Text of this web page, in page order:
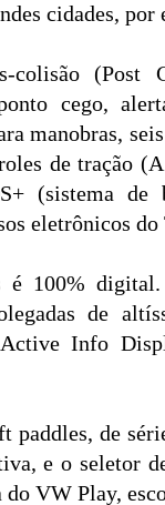
cidades, por
colisão
cego,
manobras,
de tração
(sistema de
eletrônicos do
é 100%
de
Info
paddles, de
e o seletor
VW Play,